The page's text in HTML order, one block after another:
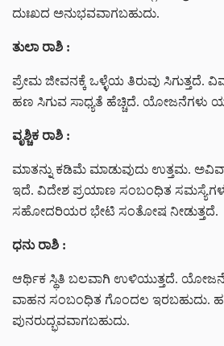
ದುಃಖದ ಅನುಭವವಾಗಬಹುದು.
ತುಲಾ ರಾಶಿ :
ಪ್ರೇಮ ಜೀವನಕ್ಕೆ ಒಳ್ಳೆಯ ತಿರುವು ಸಿಗುತ್ತದೆ.
ಹಣ ಸಿಗುವ ಸಾಧ್ಯತೆ ಹೆಚ್ಚಿದೆ. ಯೋಜನೆಗಳು
ವೃಶ್ಚಿಕ ರಾಶಿ :
ಮಾತನ್ನು ಕಡಿಮೆ ಮಾಡುವುದು ಉತ್ತಮ.
ಇದೆ. ವಿದೇಶ ಪ್ರಯಾಣ ಸಂಬಂಧಿತ
ಸಹೋದರಿಯರ ಭೇಟಿ ಸಂತೋಷ ನೀಡುತ್ತದೆ.
ಧನು ರಾಶಿ :
ಆರ್ಥಿಕ ಸ್ಥಿತಿ ಬಲವಾಗಿ ಉಳಿಯುತ್ತದೆ.
ವಾಹನ ಸಂಬಂಧಿತ ಗೊಂದಲ
ಪುನರುದ್ಭವವಾಗಬಹುದು.